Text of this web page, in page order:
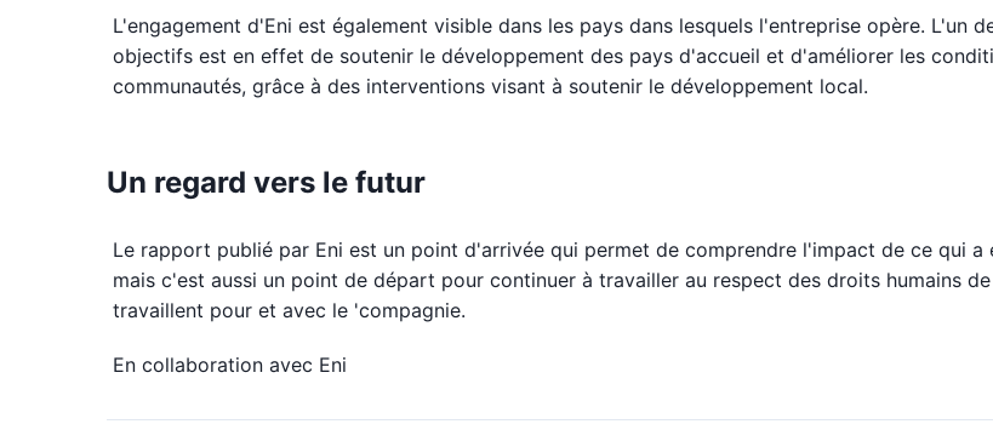
L'engagement d'Eni est également visible dans les pays dans lesquels l'entreprise opère. L'un
objectifs est en effet de soutenir le développement des pays d'accueil et d'améliorer les
communautés, grâce à des interventions visant à soutenir le développement local.
Un regard vers le futur
Le rapport publié par Eni est un point d'arrivée qui permet de comprendre l'impact de ce qui a
mais c'est aussi un point de départ pour continuer à travailler au respect des droits humains
travaillent pour et avec le 'compagnie.
En collaboration avec Eni